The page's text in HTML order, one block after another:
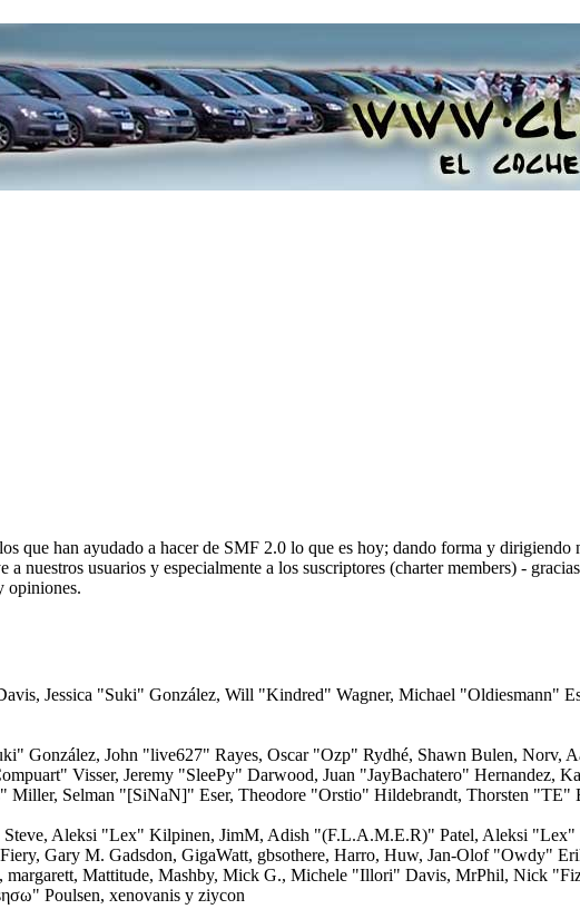
que han ayudado a hacer de SMF 2.0 lo que es hoy; dando forma y
nuestros usuarios y especialmente a los suscriptores (charter members) -
opiniones.
Jessica "Suki" González, Will "Kindred" Wagner, Michael "Oldiesmann"
González, John "live627" Rayes, Oscar "Ozp" Rydhé, Shawn Bulen, Norv,
Visser, Jeremy "SleePy" Darwood, Juan "JayBachatero" Hernandez,
Miller, Selman "[SiNaN]" Eser, Theodore "Orstio" Hildebrandt, Thorsten "TE"
Aleksi "Lex" Kilpinen, JimM, Adish "(F.L.A.M.E.R)" Patel, Aleksi
Gary M. Gadsdon, GigaWatt, gbsothere, Harro, Huw, Jan-Olof "Owdy"
Mattitude, Mashby, Mick G., Michele "Illori" Davis, MrPhil, Nick
Poulsen, xenovanis y ziycon